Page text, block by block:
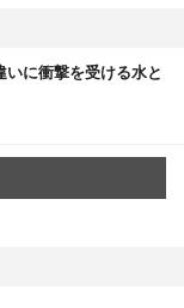
に衝撃を受ける水と